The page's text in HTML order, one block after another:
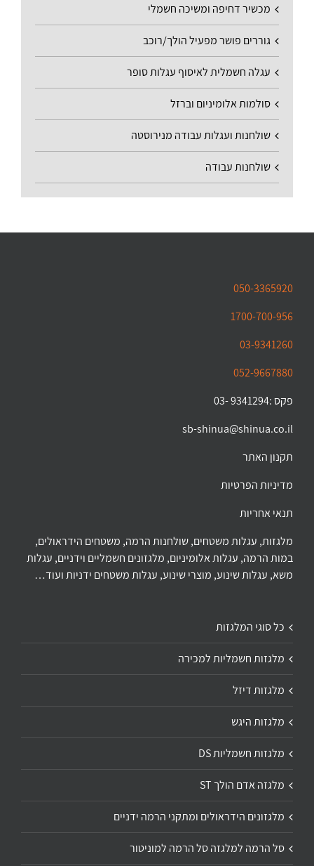
מכשיר דחיפה ומשיכה חשמלי
גוררים פושר מפעיל הולך/רוכב
עגלה חשמלית לאיסוף עגלות סופר
סולמות אלומיניום וברזל
שולחנות ועגלות עבודה מנירוסטה
שולחנות עבודה
050-3365920
1700-700-956
03-9341260
052-9667880
פקס :9341294 -03
sb-shinua@shinua.co.il
תקנון האתר
מדיניות הפרטיות
תנאי אחריות
מלגזות, עגלות משטחים, שולחנות הרמה, משטחים הידראולים,
במות הרמה, עגלות אלומיניום, מלגזונים חשמליים וידניים, עגלות
משא, עגלות שינוע, מוצרי שינוע, עגלות משטחים ידניות ועוד…
כל סוגי המלגזות
מלגזות חשמליות למכירה
מלגזות דיזל
מלגזות היגש
מלגזות חשמליות DS
מלגזה אדם הולך ST
מלגזונים הידראולים ומתקני הרמה ידניים
סל הרמה למלגזה סל הרמה למוניטור